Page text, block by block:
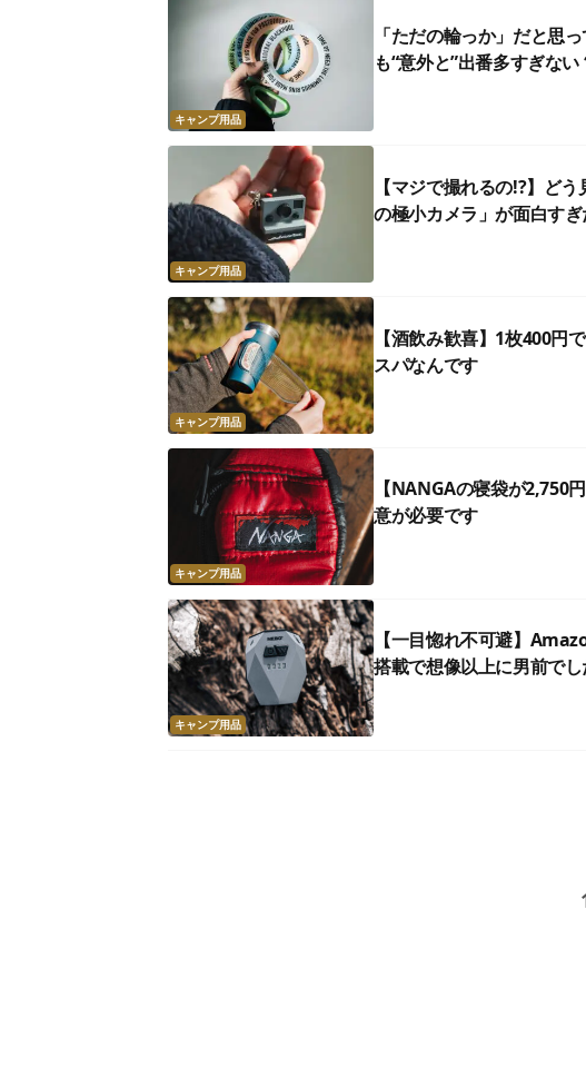
キャンプ用品
「ただの輪っか」だと思
も“意外と”出番多すぎない
キャンプ用品
【マジで撮れるの!?】ど
の極小カメラ」が面白すぎ
キャンプ用品
【酒飲み歓喜】1枚400円
スパなんです
キャンプ用品
【NANGAの寝袋が2,750
意が必要です
キャンプ用品
【一目惚れ不可避】
搭載で想像以上に男前でし